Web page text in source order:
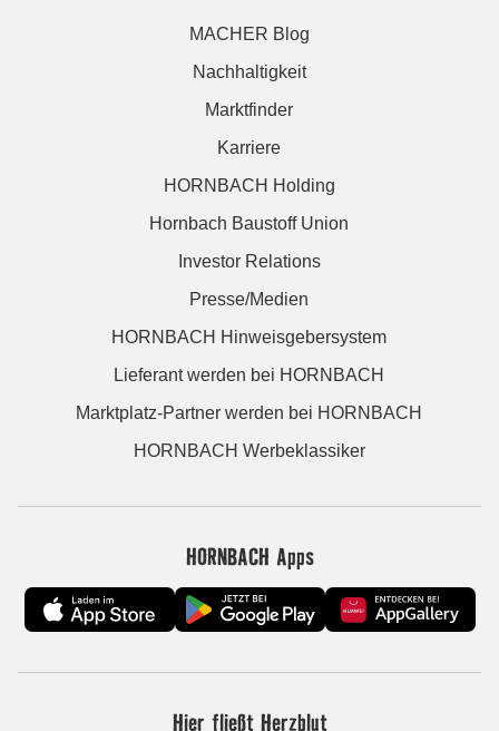
MACHER Blog
Nachhaltigkeit
Marktfinder
Karriere
HORNBACH Holding
Hornbach Baustoff Union
Investor Relations
Presse/Medien
HORNBACH Hinweisgebersystem
Lieferant werden bei HORNBACH
Marktplatz-Partner werden bei HORNBACH
HORNBACH Werbeklassiker
HORNBACH Apps
Hier fließt Herzblut